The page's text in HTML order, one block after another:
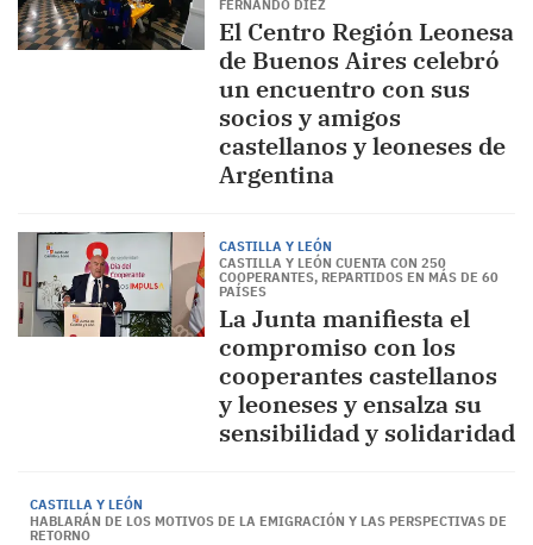
FERNANDO DÍEZ
El Centro Región Leonesa
de Buenos Aires celebró
un encuentro con sus
socios y amigos
castellanos y leoneses de
Argentina
CASTILLA Y LEÓN
CASTILLA Y LEÓN CUENTA CON 250
COOPERANTES, REPARTIDOS EN MÁS DE 60
PAÍSES
La Junta manifiesta el
compromiso con los
cooperantes castellanos
y leoneses y ensalza su
sensibilidad y solidaridad
CASTILLA Y LEÓN
HABLARÁN DE LOS MOTIVOS DE LA EMIGRACIÓN Y LAS PERSPECTIVAS DE
RETORNO